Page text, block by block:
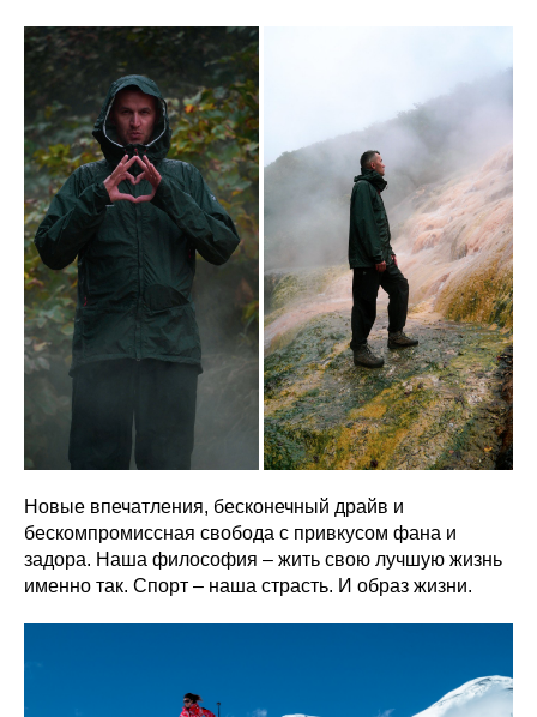
Новые впечатления, бесконечный драйв и
бескомпромиссная свобода с привкусом фана и
задора. Наша философия – жить свою лучшую жизнь
именно так. Спорт – наша страсть. И образ жизни.